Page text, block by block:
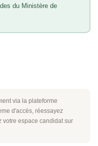
du Ministère de
via la plateforme
d'accès, réessayez
votre espace candidat sur